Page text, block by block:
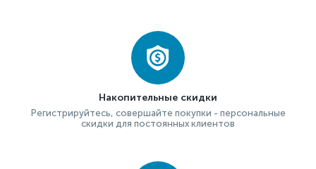
Накопительные скидки
Регистрируйтесь, совершайте покупки - персональные
скидки для постоянных клиентов